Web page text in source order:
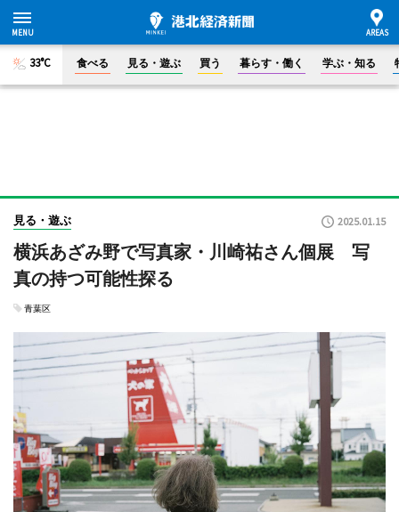
33°C 食べる 見る・遊ぶ 買う 暮らす・働く 学ぶ・知る
見る・遊ぶ 2025.01.15
横浜あざみ野で写真家・川崎祐さん個展 写
真の持つ可能性探る
青葉区